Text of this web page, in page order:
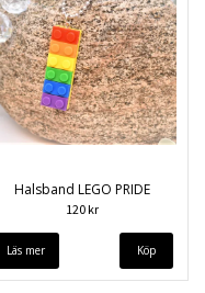
Halsband LEGO PRIDE
120 kr
Läs mer